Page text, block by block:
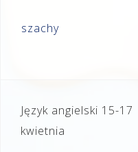
szachy
Nawigacja
wpisu
Język angielski 15-17
kwietnia